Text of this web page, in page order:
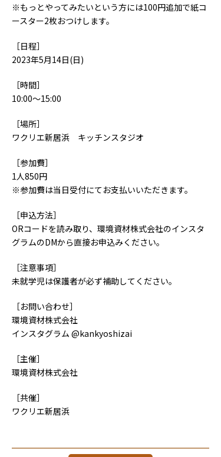
※もっとやってみたいという方には100円追加で紙コ
ースター2枚おつけします。
［日程］
2023年5月14日(日)
［時間］
10:00～15:00
［場所］
ワクリエ新居浜 キッチンスタジオ
［参加費］
1人850円
※参加費は当日受付にてお支払いいただきます。
［申込方法］
ORコードを読み取り、環境資材株式会社のインスタ
グラムのDMから直接お申込みください。
［注意事項］
未就学児は保護者が必ず補助してください。
［お問い合わせ］
環境資材株式会社
インスタグラム @kankyoshizai
［主催］
環境資材株式会社
［共催］
ワクリエ新居浜